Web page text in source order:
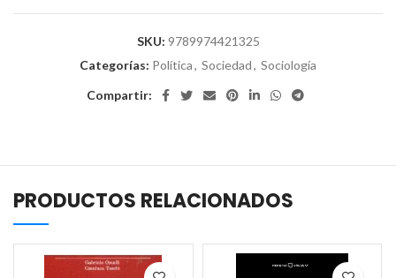
SKU: 9789974421325
Categorías: Política, Sociedad, Sociología
Compartir:
PRODUCTOS RELACIONADOS